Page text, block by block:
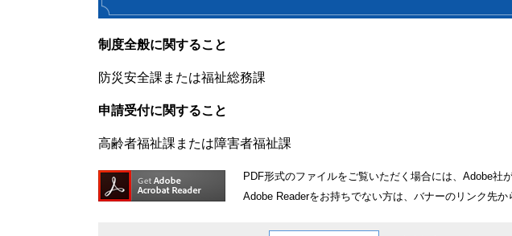
制度全般に関すること
防災安全課または福祉総務課
申請受付に関すること
高齢者福祉課または障害者福祉課
PDF形式のファイルをご覧いただく場合には、Adobe社
Adobe Readerをお持ちでない方は、バナーのリンク先か